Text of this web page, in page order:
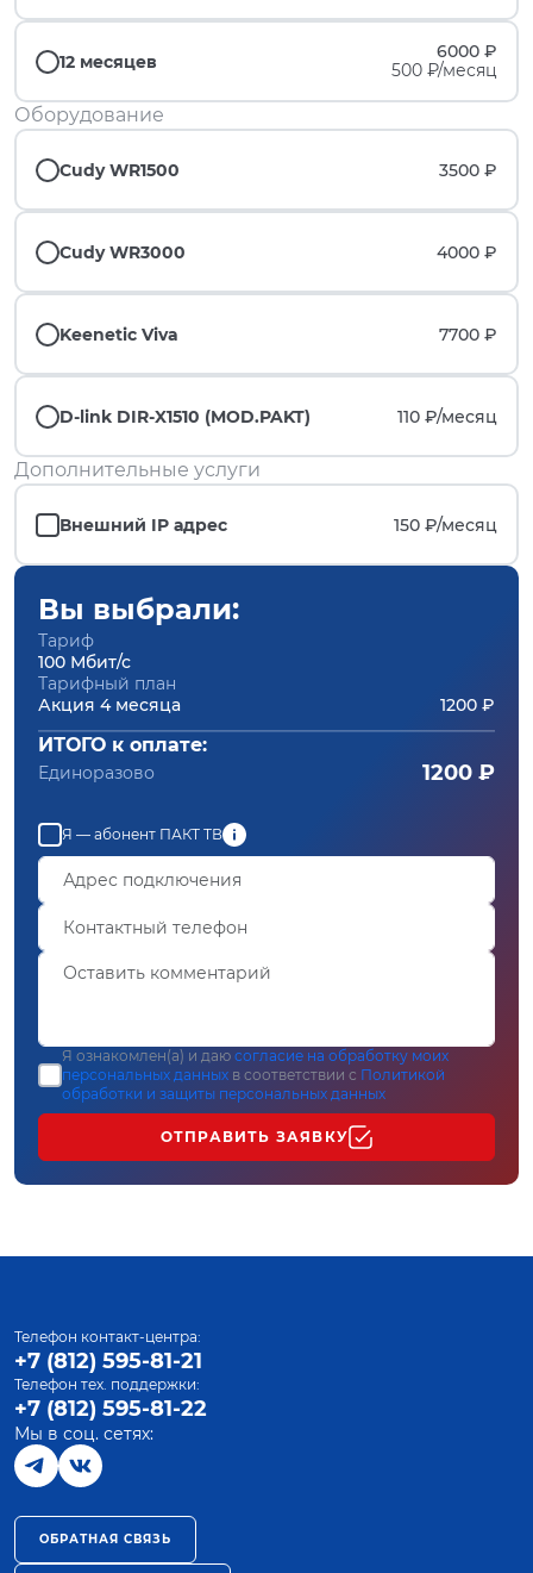
12 месяцев
6000 ₽
500 ₽/месяц
Оборудование
Cudy WR1500 3500 ₽
Cudy WR3000 4000 ₽
Keenetic Viva 7700 ₽
D-link DIR-X1510 (MOD.PAKT) 110 ₽/месяц
Дополнительные услуги
Внешний IP адрес 150 ₽/месяц
Вы выбрали:
Тариф
100 Мбит/с
Тарифный план
Акция 4 месяца
1200 ₽
ИТОГО к оплате:
Единоразово 1200 ₽
Я — абонент ПАКТ ТВ
Я ознакомлен(а) и даю согласие на обработку моих
персональных данных в соответствии с Политикой
обработки и защиты персональных данных
ОТПРАВИТЬ ЗАЯВКУ
Телефон контакт-центра:
+7 (812) 595-81-21
Телефон тех. поддержки:
+7 (812) 595-81-22
Мы в соц. сетях:
ОБРАТНАЯ СВЯЗЬ